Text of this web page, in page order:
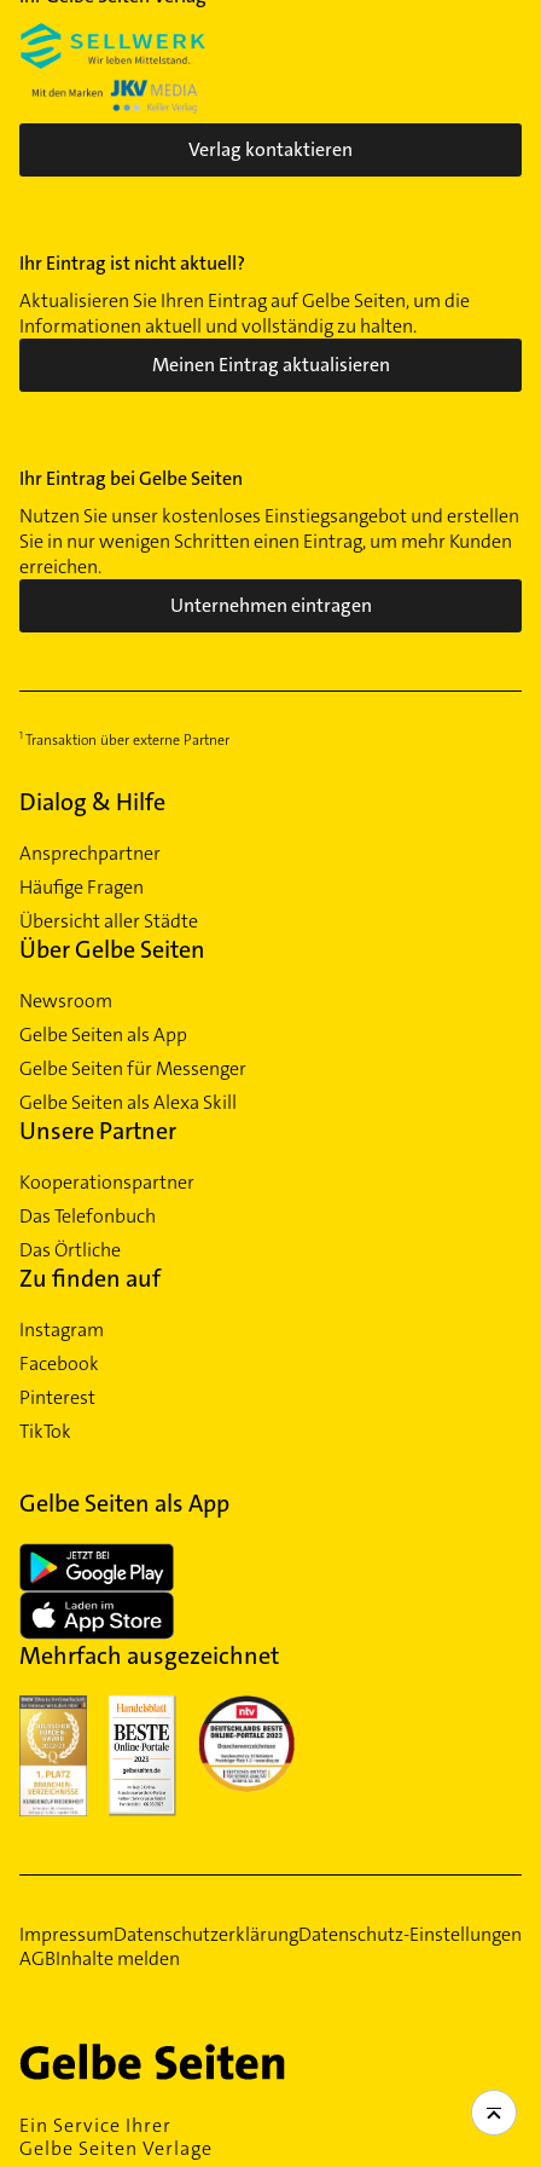
Milbertshofen
Moosach
Neuhausen
Obergiesing
Obersendling
Ramersdorf
Schwabing-West
Verlag kontaktieren
Ihr Eintrag ist nicht aktuell?
Aktualisieren Sie Ihren Eintrag auf Gelbe Seiten, um die
Informationen aktuell und vollständig zu halten.
Meinen Eintrag aktualisieren
Ihr Eintrag bei Gelbe Seiten
Nutzen Sie unser kostenloses Einstiegsangebot und erstellen
Sie in nur wenigen Schritten einen Eintrag, um mehr Kunden
erreichen.
Unternehmen eintragen
Transaktion über externe Partner
Dialog & Hilfe
Ansprechpartner
Häufige Fragen
Übersicht aller Städte
Über Gelbe Seiten
Newsroom
Gelbe Seiten als App
Gelbe Seiten für Messenger
Gelbe Seiten als Alexa Skill
Unsere Partner
Kooperationspartner
Das Telefonbuch
Das Örtliche
Zu finden auf
Instagram
Facebook
Pinterest
TikTok
Gelbe Seiten als App
Mehrfach ausgezeichnet
ImpressumDatenschutzerklärungDatenschutz-Einstellungen
AGBInhalte melden
Ein Service Ihrer
Gelbe Seiten Verlage